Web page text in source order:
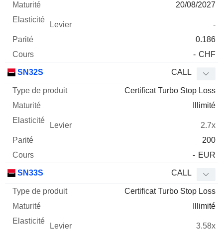
20/08/2027
-
0.186
- CHF
SN32S CALL
Certificat Turbo Stop Loss
Illimité
2.7x
200
- EUR
SN33S CALL
Certificat Turbo Stop Loss
Illimité
3.58x